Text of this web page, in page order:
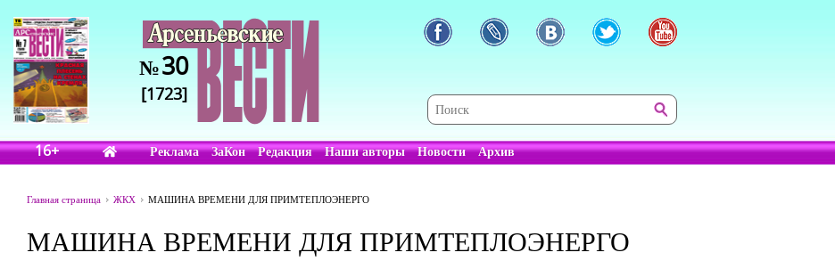
№30
[1723]
16+ Реклама ЗаКон Редакция Наши авторы Новости Архив
Главная страница ЖКХ МАШИНА ВРЕМЕНИ ДЛЯ ПРИМТЕПЛОЭНЕРГО
МАШИНА ВРЕМЕНИ ДЛЯ ПРИМТЕПЛОЭНЕРГО